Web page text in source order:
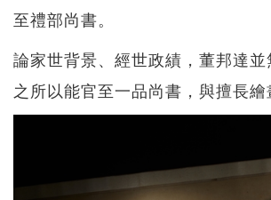
至禮部尚書。
論家世背景、經世政績，董邦達
之所以能官至一品尚書，與擅長繪